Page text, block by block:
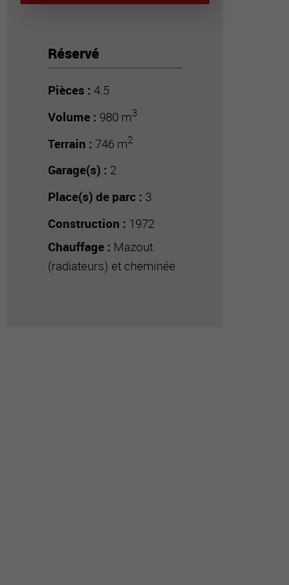
Réservé
Pièces : 4.5
Volume : 980 m3
Terrain : 746 m2
Garage(s) : 2
Place(s) de parc : 3
Construction : 1972
Chauffage : Mazout
(radiateurs) et cheminée